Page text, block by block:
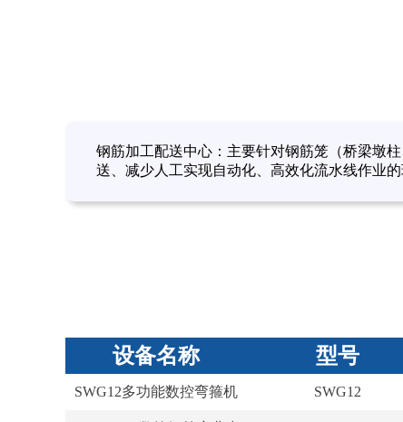
钢筋加工配送中心：主要针对钢筋笼（桥梁墩
送、减少人工实现自动化、高效化流水线作业的
设备名称 型号
SWG12多功能数控弯箍机 SWG12